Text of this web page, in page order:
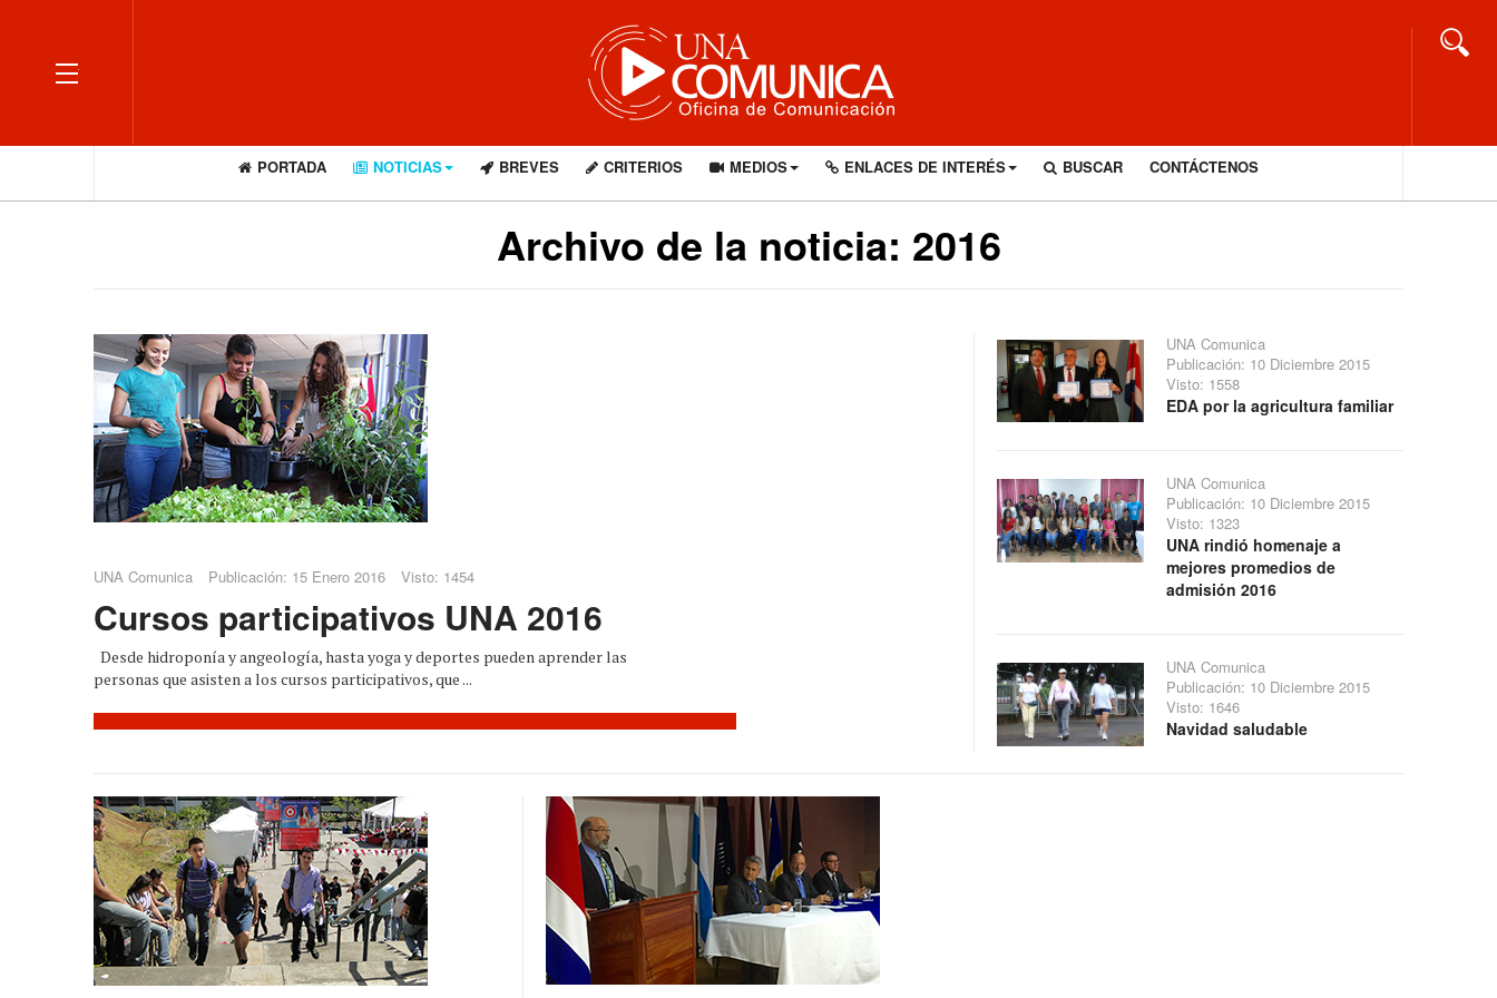
OFF CANVAS
PORTADA NOTICIAS BREVES CRITERIOS MEDIOS ENLACES DE INTERÉS BUSCAR CONTÁCTENOS
Archivo de la noticia: 2016
UNA Comunica Publicación: 15 Enero 2016 Visto: 1454
Cursos participativos UNA 2016
Desde hidroponía y angeología, hasta yoga y deportes pueden aprender las
personas que asisten a los cursos participativos, que ...
UNA Comunica
Publicación: 10 Diciembre 2015
Visto: 1558
EDA por la agricultura familiar
UNA Comunica
Publicación: 10 Diciembre 2015
Visto: 1323
UNA rindió homenaje a
mejores promedios de
admisión 2016
UNA Comunica
Publicación: 10 Diciembre 2015
Visto: 1646
Navidad saludable